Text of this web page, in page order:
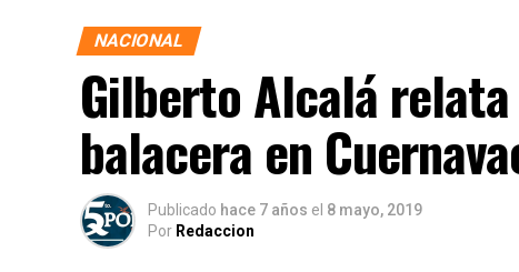
NACIONAL
Gilberto Alcalá
balacera en
Publicado hace 7 años el 8 mayo, 2019
Por Redaccion